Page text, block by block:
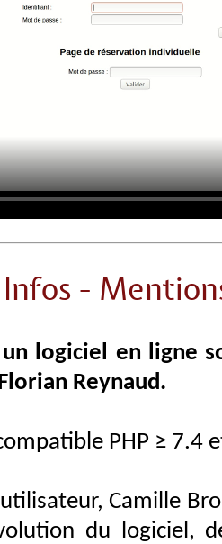
Infos -
un logiciel en ligne
Reynaud.
PHP ≥ 7.4
Camille
du logiciel,